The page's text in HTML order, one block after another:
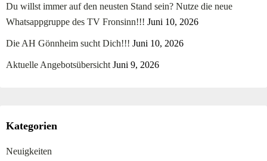
Du willst immer auf den neusten Stand sein? Nutze die neue
Whatsappgruppe des TV Fronsinn!!! Juni 10, 2026
Die AH Gönnheim sucht Dich!!! Juni 10, 2026
Aktuelle Angebotsübersicht Juni 9, 2026
Kategorien
Neuigkeiten